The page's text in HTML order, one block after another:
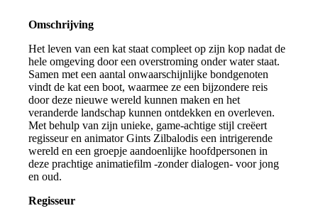
Omschrijving
Het leven van een kat staat compleet op zijn kop nadat de
hele omgeving door een overstroming onder water staat.
Samen met een aantal onwaarschijnlijke bondgenoten
vindt de kat een boot, waarmee ze een bijzondere reis
door deze nieuwe wereld kunnen maken en het
veranderde landschap kunnen ontdekken en overleven.
Met behulp van zijn unieke, game-achtige stijl creëert
regisseur en animator Gints Zilbalodis een intrigerende
wereld en een groepje aandoenlijke hoofdpersonen in
deze prachtige animatiefilm -zonder dialogen- voor jong
en oud.
Regisseur